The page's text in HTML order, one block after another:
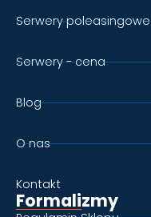
Serwery poleasingowe
Serwery - cena
Blog
O nas
Kontakt
Formalizmy